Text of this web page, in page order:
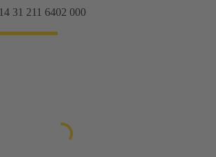
31 211 6402 000